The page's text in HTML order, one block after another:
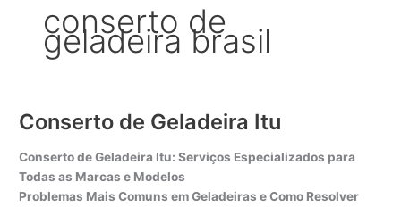
conserto de
geladeira brasil
Conserto de Geladeira Itu
Conserto de Geladeira Itu: Serviços Especializados para
Todas as Marcas e Modelos
Problemas Mais Comuns em Geladeiras e Como Resolver